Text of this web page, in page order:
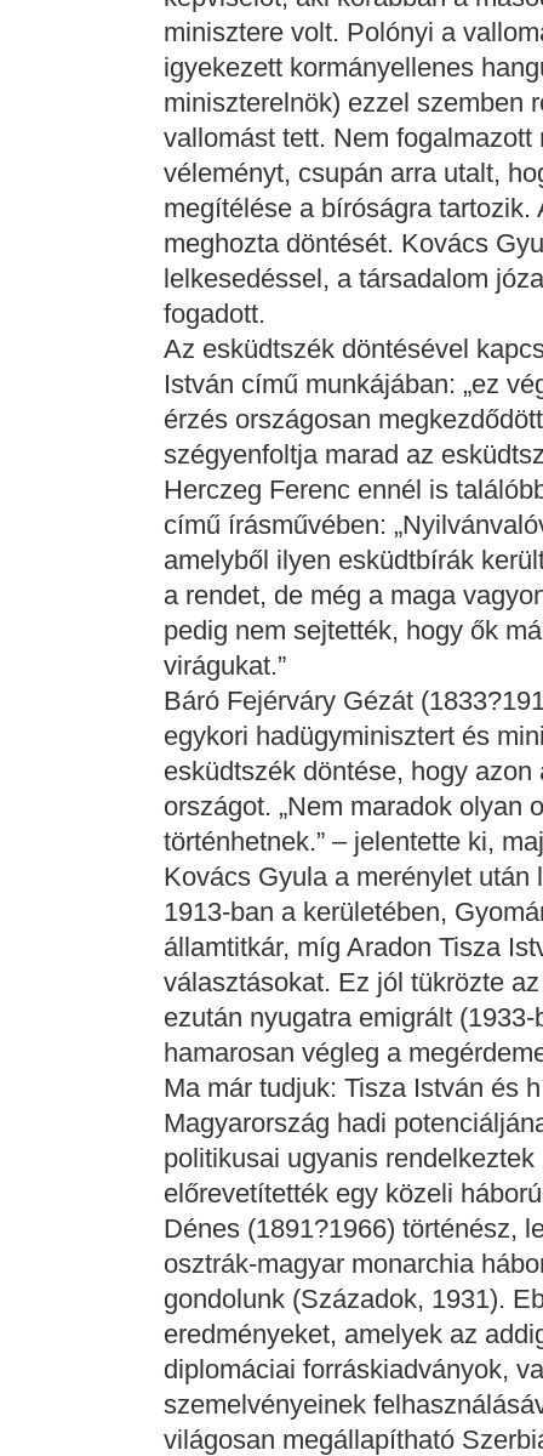
minisztere volt. Polónyi a
igyekezett kormányellenes
miniszterelnök) ezzel szemben
vallomást tett. Nem
véleményt, csupán arra utalt,
megítélése a bíróságra
meghozta döntését. Kovács
lelkesedéssel, a társadalom
fogadott.
Az esküdtszék döntésével
István című munkájában: „ez
érzés országosan
szégyenfoltja marad az
Herczeg Ferenc ennél is
című írásművében:
amelyből ilyen esküdtbírák
a rendet, de még a maga
pedig nem sejtették, hogy ők
virágukat.”
Báró Fejérváry Gézát
egykori hadügyminisztert és
esküdtszék döntése, hogy
országot. „Nem maradok olyan
történhetnek.” – jelentette ki,
Kovács Gyula a merénylet
1913-ban a kerületében,
államtitkár, míg Aradon Tisza
választásokat. Ez jól tükrözte
ezután nyugatra emigrált
hamarosan végleg a
Ma már tudjuk: Tisza István és
Magyarország hadi
politikusai ugyanis
előrevetítették egy közeli
Dénes (1891?1966) történész,
osztrák-magyar monarchia
gondolunk (Századok, 1931).
eredményeket, amelyek az
diplomáciai forráskiadványok,
szemelvényeinek
világosan megállapítható